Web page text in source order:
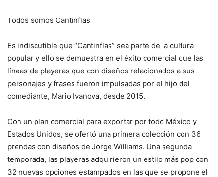
Todos somos Cantinflas
Es indiscutible que “Cantinflas” sea parte de la cultura
popular y ello se demuestra en el éxito comercial que las
líneas de playeras que con diseños relacionados a sus
personajes y frases fueron impulsadas por el hijo del
comediante, Mario Ivanova, desde 2015.
Con un plan comercial para exportar por todo México y
Estados Unidos, se ofertó una primera colección con 36
prendas con diseños de Jorge Williams. Una segunda
temporada, las playeras adquirieron un estilo más pop con
32 nuevas opciones estampados en las que se propone el